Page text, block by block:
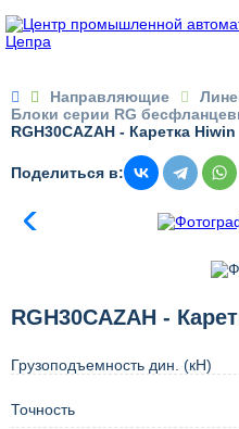
 Направляющие
Блоки серии RG
RGH30CAZAH - Каретка Hiwin
Поделиться в:
RGH30CAZAH -
Грузоподъемность дин. (кН)
Точность